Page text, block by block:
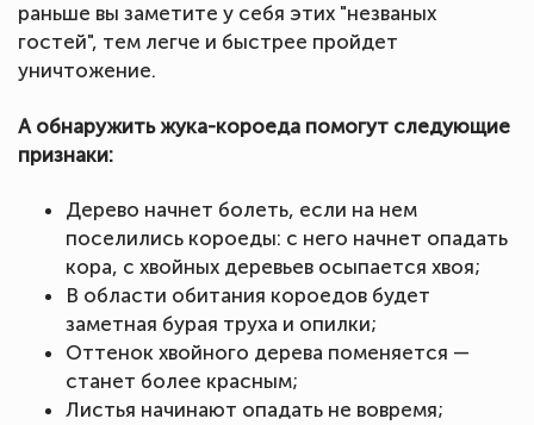
раньше вы заметите у себя этих "незваных
гостей", тем легче и быстрее пройдет
уничтожение.
А обнаружить жука-короеда помогут следующие
признаки:
Дерево начнет болеть, если на нем
поселились короеды: с него начнет опадать
кора, с хвойных деревьев осыпается хвоя;
В области обитания короедов будет
заметная бурая труха и опилки;
Оттенок хвойного дерева поменяется —
станет более красным;
Листья начинают опадать не вовремя;